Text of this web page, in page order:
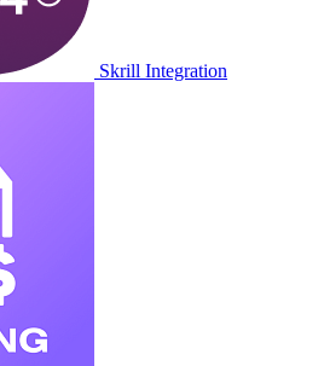
Skrill Integration